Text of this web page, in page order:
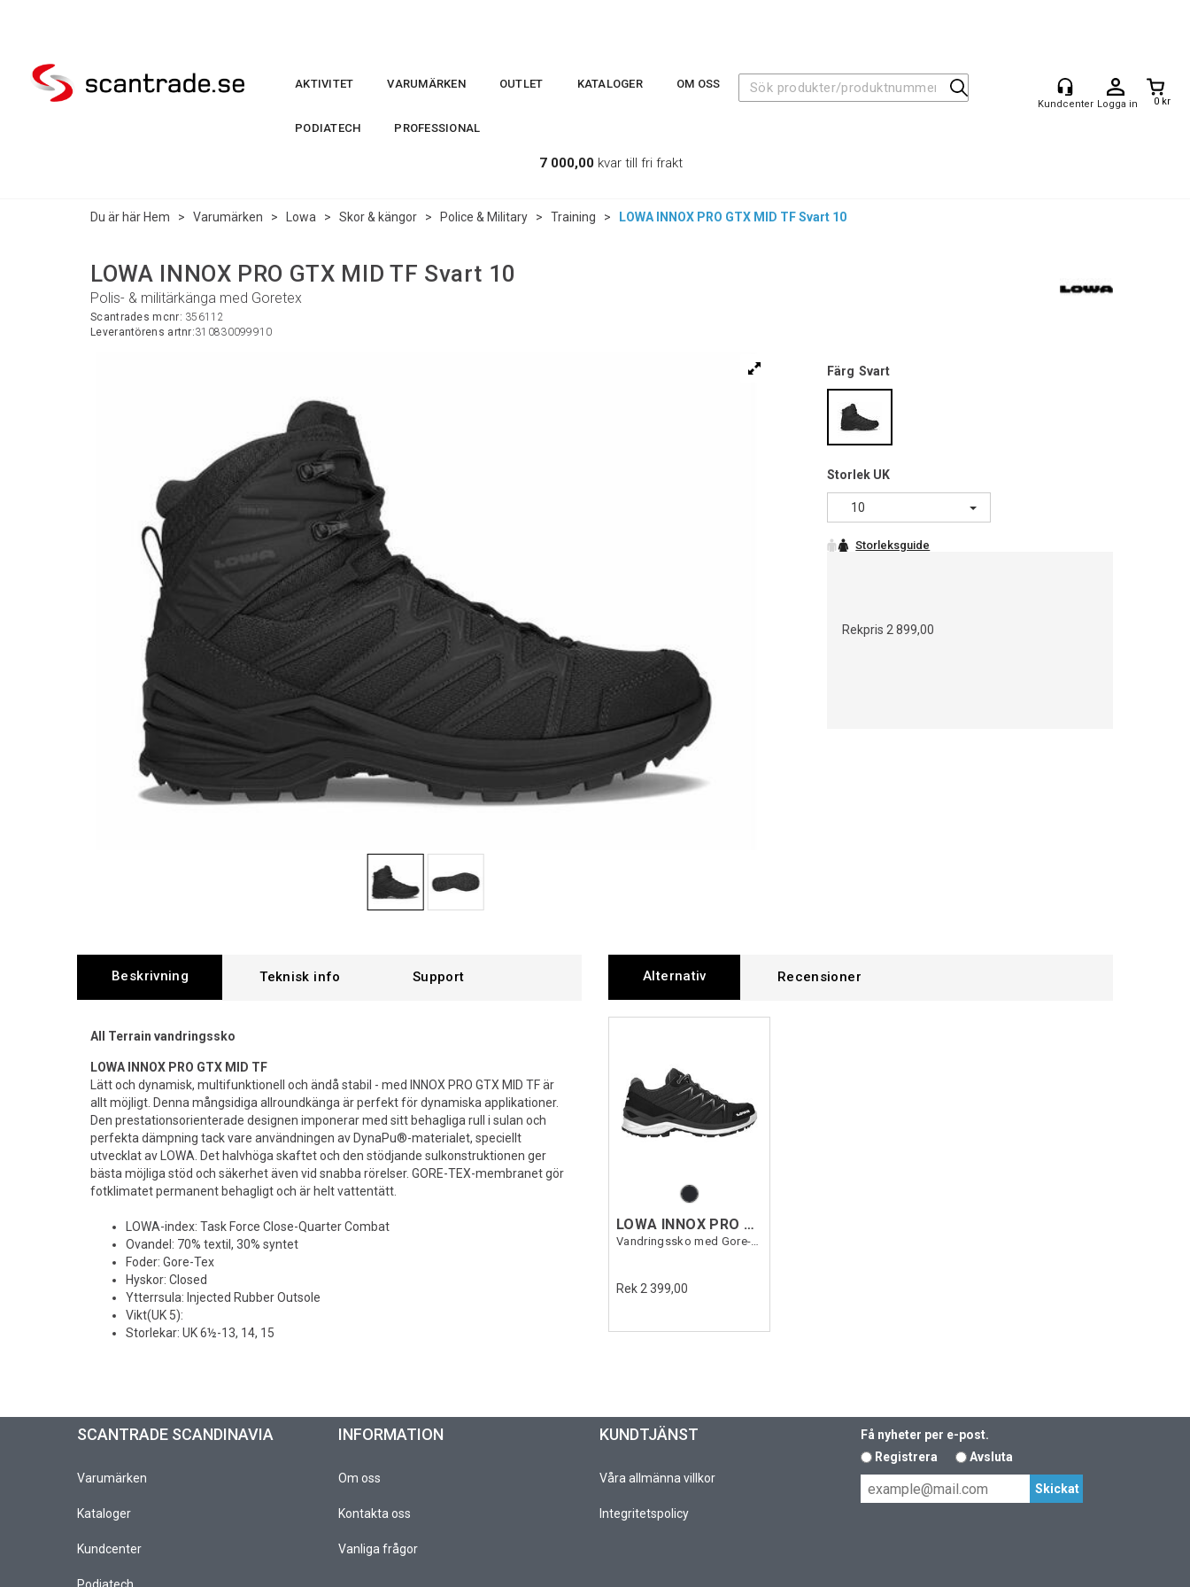
Logga in 0 kr
AKTIVITET VARUMÄRKEN OUTLET KATALOGER OM OSS
PODIATECH PROFESSIONAL
7 000,00 kvar till fri frakt
Du är här Hem > Varumärken > Lowa > Skor & kängor > Police & Military > Training > LOWA INNOX PRO GTX MID TF Svart 10
LOWA INNOX PRO GTX MID TF Svart 10
Polis- & militärkänga med Goretex
Scantrades mcnr: 356112
Leverantörens artnr:310830099910
Färg Svart
Storlek UK
10
Rekpris 2 899,00
Beskrivning Support
All Terrain vandringssko
LOWA INNOX PRO GTX MID TF
Lätt och dynamisk, multifunktionell och ändå stabil - med INNOX PRO GTX MID TF är
allt möjligt. Denna mångsidiga allroundkänga är perfekt för dynamiska applikationer.
Den prestationsorienterade designen imponerar med sitt behagliga rull i sulan och
perfekta dämpning tack vare användningen av DynaPu®-materialet, speciellt
utvecklat av LOWA. Det halvhöga skaftet och den stödjande sulkonstruktionen ger
bästa möjliga stöd och säkerhet även vid snabba rörelser. GORE-TEX-membranet gör
fotklimatet permanent behagligt och är helt vattentätt.
LOWA-index: Task Force Close-Quarter Combat
Ovandel: 70% textil, 30% syntet
Foder: Gore-Tex
Hyskor: Closed
Ytterrsula: Injected Rubber Outsole
Vikt(UK 5):
Storlekar: UK 6½-13, 14, 15
Alternativ Recensioner
LOWA INNOX PRO GTX LO WS
Vandringssko med Gore-Tex dam
Rek 2 399,00
SCANTRADE SCANDINAVIA
Varumärken
Kataloger
Kundcenter
INFORMATION
Om oss
Kontakta oss
Vanliga frågor
KUNDTJÄNST
Våra allmänna villkor
Integritetspolicy
Få nyheter per e-post.
Registrera
Avsluta